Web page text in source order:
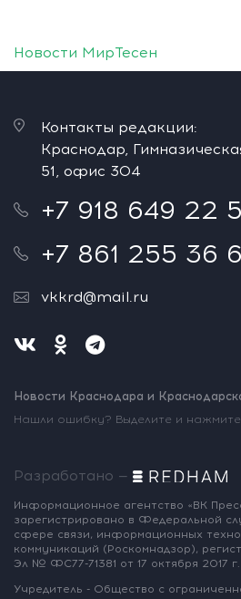
Новости МирТесен
Контакты редакции:
Краснодар,
51, офис 304
+7 918 649 22
+7 861 255 36
vkkrd@mail.ru
Новости Краснодара и
Нашли ошибку? Выделите и нажмите
Разработано —
Информационное агентство «ВК
зарегистрировано в Федеральной
сфере связи, информационных
коммуникаций (Роскомнадзор),
Эл № ФС77-71381 от 17 октября 2017 г.
Учредитель - Общество с